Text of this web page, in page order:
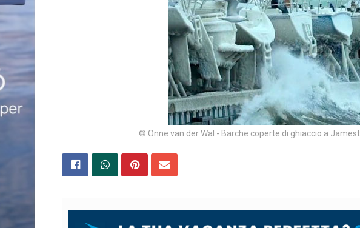
© Onne van der Wal - Barche coperte di ghiaccio a